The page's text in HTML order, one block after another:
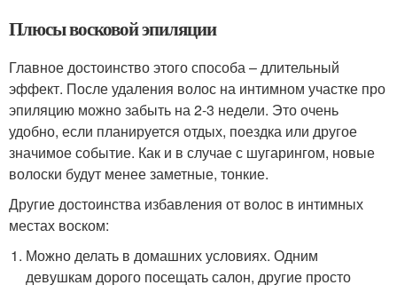
Плюсы восковой эпиляции
Главное достоинство этого способа – длительный
эффект. После удаления волос на интимном участке про
эпиляцию можно забыть на 2-3 недели. Это очень
удобно, если планируется отдых, поездка или другое
значимое событие. Как и в случае с шугарингом, новые
волоски будут менее заметные, тонкие.
Другие достоинства избавления от волос в интимных
местах воском:
Можно делать в домашних условиях. Одним
девушкам дорого посещать салон, другие просто